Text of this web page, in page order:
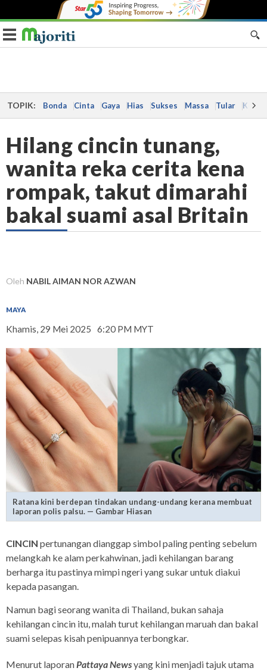
Toggle navigation
TOPIK: Bonda Cinta Gaya Hias Sukses Massa Tular Kes
Hilang cincin tunang,
wanita reka cerita kena
rompak, takut dimarahi
bakal suami asal Britain
Oleh NABIL AIMAN NOR AZWAN
MAYA
Khamis, 29 Mei 2025 6:20 PM MYT
Ratana kini berdepan tindakan undang-undang kerana membuat
laporan polis palsu. — Gambar Hiasan
CINCIN pertunangan dianggap simbol paling penting sebelum
melangkah ke alam perkahwinan, jadi kehilangan barang
berharga itu pastinya mimpi ngeri yang sukar untuk diakui
kepada pasangan.
Namun bagi seorang wanita di Thailand, bukan sahaja
kehilangan cincin itu, malah turut kehilangan maruah dan bakal
suami selepas kisah penipuannya terbongkar.
Menurut laporan Pattaya Newsyang kini menjadi tajuk utama